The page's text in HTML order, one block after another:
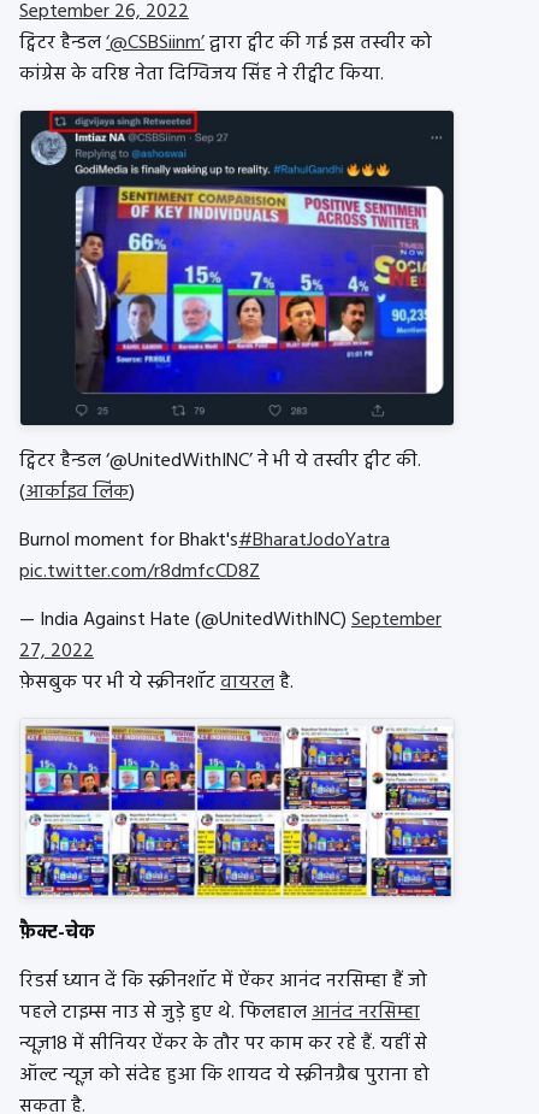
September 26, 2022
ट्विटर हैन्डल‘@CSBSiinm’द्वारा ट्वीट की गई इस तस्वीर को
कांग्रेस के वरिष्ठ नेता दिग्विजय सिंह ने रीट्वीट किया.
ट्विटर हैन्डल ‘@UnitedWithINC’ ने भी ये तस्वीर ट्वीट की.
(आर्काइव लिंक)
Burnol moment for Bhakt's#BharatJodoYatra
pic.twitter.com/r8dmfcCD8Z
— India Against Hate (@UnitedWithINC)September
27, 2022
फ़ेसबुक पर भी ये स्क्रीनशॉटवायरलहै.
फ़ैक्ट-चेक
रिडर्स ध्यान दें कि स्क्रीनशॉट में ऐंकर आनंद नरसिम्हा हैं जो
पहले टाइम्स नाउ से जुड़े हुए थे. फिलहालआनंद नरसिम्हा
न्यूज़18 में सीनियर ऐंकर के तौर पर काम कर रहे हैं. यहीं से
ऑल्ट न्यूज़ को संदेह हुआ कि शायद ये स्क्रीनग्रैब पुराना हो
सकता है.